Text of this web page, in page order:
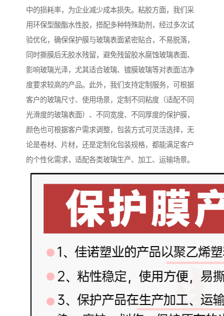
中的损耗率，为企业减少成本损失。粘胶方面，我们采
用环保型酸酯水性胶，搭配多种特殊助剂，经过多次试
验优化，确保保护膜与玻璃表面紧密贴合，不易脱落，
同时撕膜后无胶水残留，避免残留胶水腐蚀玻璃表面、
影响玻璃光泽，尤其适合玻璃、镀膜玻璃等对表面洁净
度要求较高的产品。此外，我们支持定制服务，可根据
客户的玻璃尺寸、使用场景，定制不同粘度（适配不同
光滑度的玻璃表面）、不同宽度、不同厚度的保护膜，
颜色也可根据客户需求调整，包装方式可灵活选择，无
论是卷材、片材，还是定制化包装规格，都能满足客户
的个性化需求，适配各类玻璃生产、加工、运输场景。